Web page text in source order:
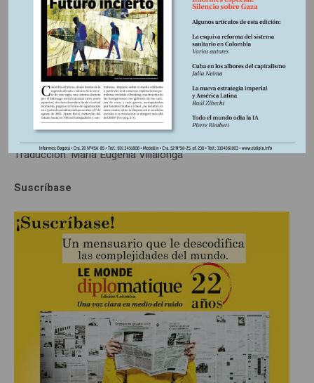
no sufrirá las consecuencias de tal enfrentamiento? γ
“Trends in international arms transfers, 2023”, Instituto
Internacional de Investigación para la Paz de Estocolmo,
abril de 2024,www.sipri.org
*De la redacción deLe Monde diplomatique.
Traducción: María Eugenia Villalonga
Suscríbase